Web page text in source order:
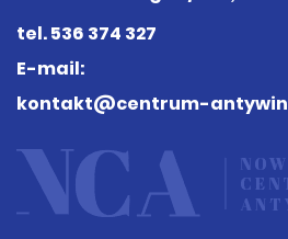
tel. 536 374 327
E-mail:
kontakt@centrum-